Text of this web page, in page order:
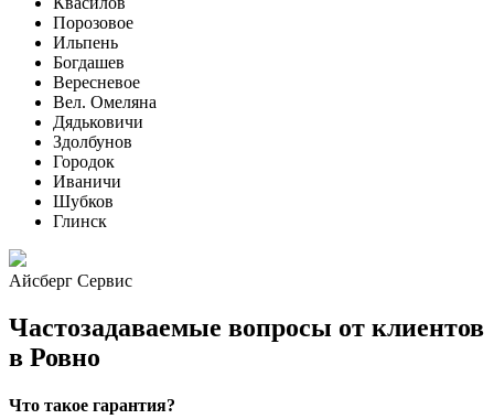
Порозовое
Ильпень
Богдашев
Вересневое
Вел. Омеляна
Дядьковичи
Здолбунов
Городок
Иваничи
Шубков
Глинск
Айсберг Сервис
Частозадаваемые вопросы от клиентов
в Ровно
Что такое гарантия?